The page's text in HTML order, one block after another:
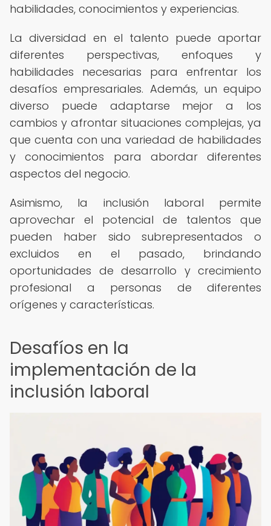
habilidades, conocimientos y experiencias.
La diversidad en el talento puede aportar
diferentes perspectivas, enfoques y
habilidades necesarias para enfrentar los
desafíos empresariales. Además, un equipo
diverso puede adaptarse mejor a los
cambios y afrontar situaciones complejas, ya
que cuenta con una variedad de habilidades
y conocimientos para abordar diferentes
aspectos del negocio.
Asimismo, la inclusión laboral permite
aprovechar el potencial de talentos que
pueden haber sido subrepresentados o
excluidos en el pasado, brindando
oportunidades de desarrollo y crecimiento
profesional a personas de diferentes
orígenes y características.
Desafíos en la
implementación de la
inclusión laboral